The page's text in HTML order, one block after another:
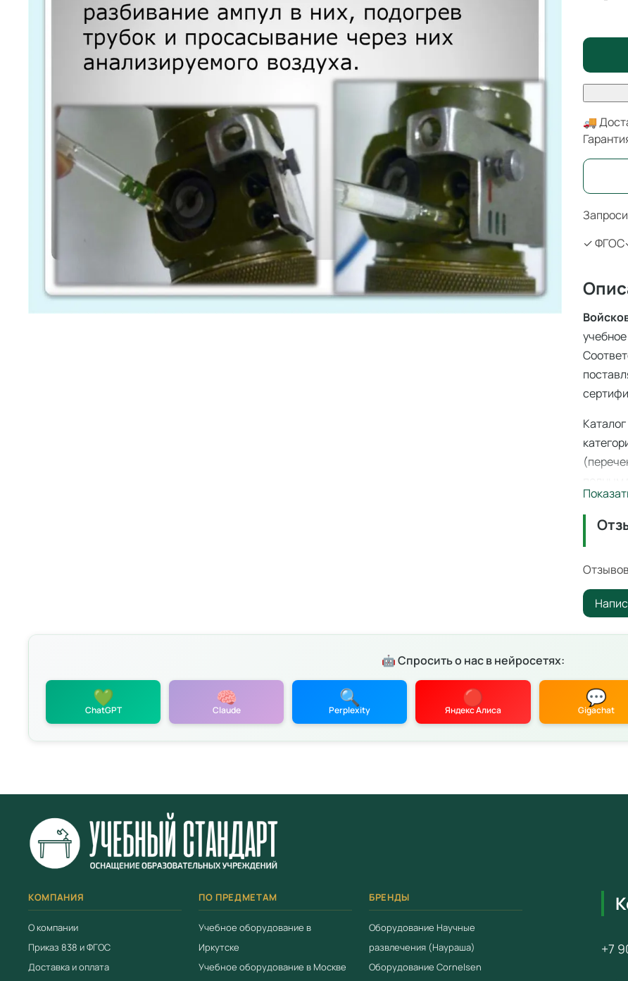
✓ ФГОС
🚚
склада
Цена:
Для
🤖 Спросить о нас в нейросетях:
💚
ChatGPT
🧠
Claude
🔍
Perplexity
🔴
Яндекс Алиса
💬
Gigachat
КОМПАНИЯ
О компании
Приказ 838 и ФГОС
Доставка и оплата
ПО ПРЕДМЕТАМ
Учебное оборудование в
Иркутске
Учебное оборудование в Москве
БРЕНДЫ
Оборудование Научные
развлечения (Наураша)
Оборудование Cornelsen
+7